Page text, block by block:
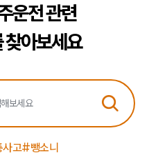
운전 관련
찾아보세요
고#뺑소니